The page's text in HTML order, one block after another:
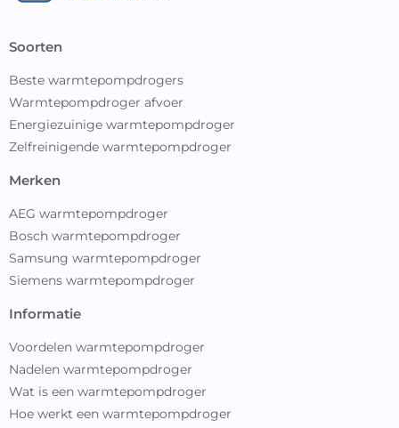
soorten
Beste warmtepompdrogers
Warmtepompdroger afvoer
Energiezuinige warmtepompdroger
Zelfreinigende warmtepompdroger
merken
AEG warmtepompdroger
Bosch warmtepompdroger
Samsung warmtepompdroger
Siemens warmtepompdroger
informatie
Voordelen warmtepompdroger
Nadelen warmtepompdroger
Wat is een warmtepompdroger
Hoe werkt een warmtepompdroger